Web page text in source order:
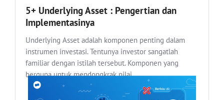
5+ Underlying Asset : Pengertian dan
Implementasinya
Underlying Asset adalah komponen penting dalam
instrumen investasi. Tentunya investor sangatlah
familiar dengan istilah tersebut. Komponen yang
berguna untuk mendongkrak nilai...